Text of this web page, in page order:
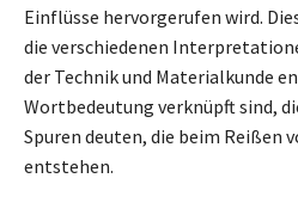
Einflüsse hervorgerufen wird.
die verschiedenen
der Technik und Materialkunde
Wortbedeutung verknüpft sind,
Spuren deuten, die beim Reißen
entstehen.